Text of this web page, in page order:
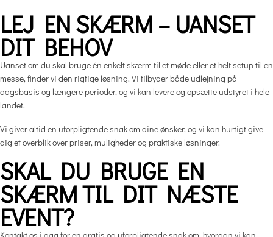
LEJ EN SKÆRM – UANSET
DIT BEHOV
Uanset om du skal bruge én enkelt skærm til et møde eller et helt setup til en
messe, finder vi den rigtige løsning. Vi tilbyder både udlejning på
dagsbasis og længere perioder, og vi kan levere og opsætte udstyret i hele
landet.
Vi giver altid en uforpligtende snak om dine ønsker, og vi kan hurtigt give
dig et overblik over priser, muligheder og praktiske løsninger.
SKAL DU BRUGE EN
SKÆRM TIL DIT NÆSTE
EVENT?